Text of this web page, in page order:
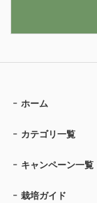
ホーム
カテゴリ一覧
キャンペーン一覧
栽培ガイド